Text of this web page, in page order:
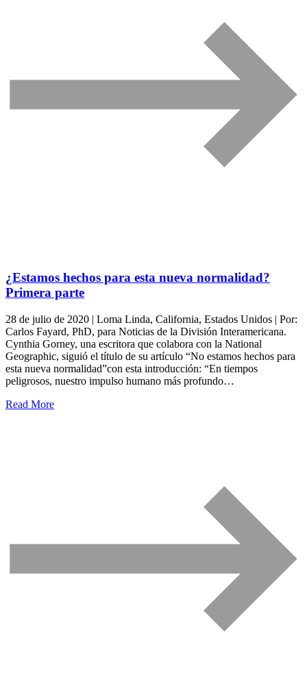
¿Estamos hechos para esta nueva normalidad?
Primera parte
28 de julio de 2020 | Loma Linda, California, Estados Unidos | Por:
Carlos Fayard, PhD, para Noticias de la División Interamericana.
Cynthia Gorney, una escritora que colabora con la National
Geographic, siguió el título de su artículo “No estamos hechos para
esta nueva normalidad”con esta introducción: “En tiempos
peligrosos, nuestro impulso humano más profundo…
Read More